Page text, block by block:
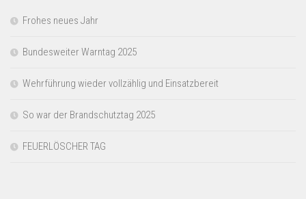
Frohes neues Jahr
Bundesweiter Warntag 2025
Wehrführung wieder vollzählig und Einsatzbereit
So war der Brandschutztag 2025
FEUERLÖSCHER TAG